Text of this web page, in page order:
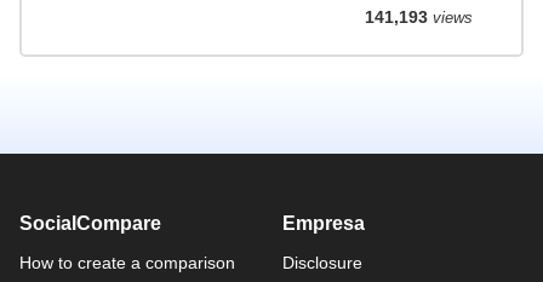
141,193views
SocialCompare
How to create a comparison
Empresa
Disclosure